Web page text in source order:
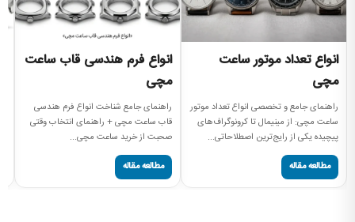
انواع تعداد موتور ساعت
مچی
راهنمای جامع و تخصصی انواع تعداد موتور
ساعت مچی: از مینیمال تا کرونوگراف‌های
پیچیده یکی از رایج‌ترین اصطلاحاتی...
مطالعه مقاله
انواع فرم هندسی قاب ساعت
مچی
راهنمای جامع شناخت انواع فرم هندسی
قاب ساعت مچی + راهنمای انتخاب وقتی
صحبت از خرید ساعت مچی...
مطالعه مقاله